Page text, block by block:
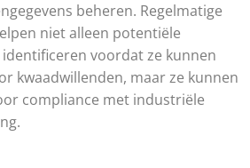
beheren. Regelmatige
niet alleen potentiële
voordat ze kunnen
kwaadwillenden, maar ze kunnen
compliance met industriële